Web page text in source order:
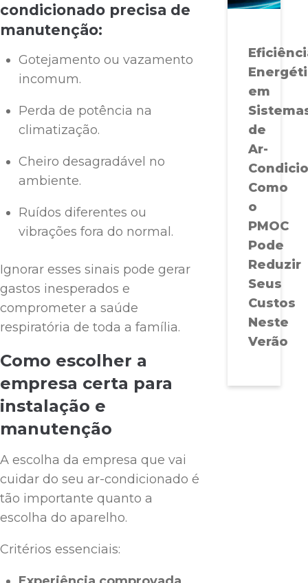
condicionado precisa de
manutenção:
Gotejamento ou vazamento
incomum.
Perda de potência na
climatização.
Cheiro desagradável no
ambiente.
Ruídos diferentes ou
vibrações fora do normal.
Ignorar esses sinais pode gerar
gastos inesperados e
comprometer a saúde
respiratória de toda a família.
Como escolher a
empresa certa para
instalação e
manutenção
A escolha da empresa que vai
cuidar do seu ar-condicionado é
tão importante quanto a
escolha do aparelho.
Critérios essenciais:
em
de
Ar-
Como
o
PMOC
Pode
Reduzir
Seus
Custos
Neste
Verão